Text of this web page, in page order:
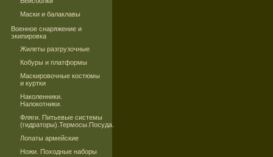
Маски и балаклавы
Военное снаряжение и
экипировка
Жилеты разгрузочные
Кобуры и платформы
Маскировочные костюмы
и куртки
Наколенники.
Налокотники.
Фляги. Питьевые системы
(гидраторы).Термосы.Посуда.
Лопаты армейские
Ножи. Походные наборы